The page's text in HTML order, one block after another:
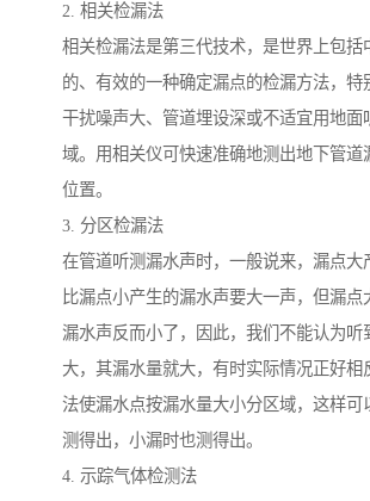
2. 相关检漏法
相关检漏法是第三代技术，是世界上包括
的、有效的一种确定漏点的检漏方法，特
干扰噪声大、管道埋设深或不适宜用地面
域。用相关仪可快速准确地测出地下管道
位置。
3. 分区检漏法
在管道听测漏水声时，一般说来，漏点大
比漏点小产生的漏水声要大一声，但漏点
漏水声反而小了，因此，我们不能认为听
大，其漏水量就大，有时实际情况正好相
法使漏水点按漏水量大小分区域，这样可
测得出，小漏时也测得出。
4. 示踪气体检测法